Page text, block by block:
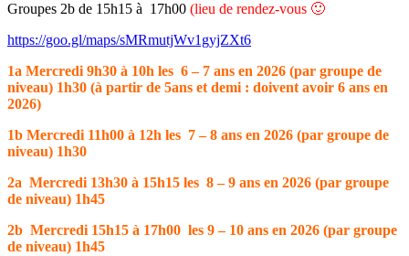
Groupes 2b de 15h15 à 17h00 (lieu de rendez-vous 🙂
https://goo.gl/maps/sMRmutjWv1gyjZXt6
1a Mercredi 9h30 à 10h les 6 – 7 ans en 2026 (par groupe de
niveau) 1h30 (à partir de 5ans et demi : doivent avoir 6 ans en
2026)
1b Mercredi 11h00 à 12h les 7 – 8 ans en 2026 (par groupe de
niveau) 1h30
2a Mercredi 13h30 à 15h15 les 8 – 9 ans en 2026 (par groupe
de niveau) 1h45
2b Mercredi 15h15 à 17h00 les 9 – 10 ans en 2026 (par groupe
de niveau) 1h45